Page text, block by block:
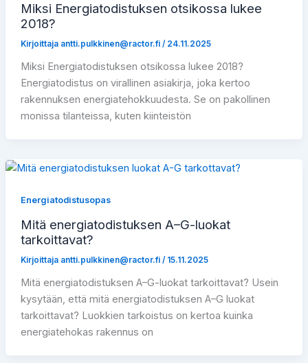
Miksi Energiatodistuksen otsikossa lukee
2018?
Kirjoittaja antti.pulkkinen@ractor.fi / 24.11.2025
Miksi Energiatodistuksen otsikossa lukee 2018?
Energiatodistus on virallinen asiakirja, joka kertoo
rakennuksen energiatehokkuudesta. Se on pakollinen
monissa tilanteissa, kuten kiinteistön
Energiatodistusopas
Mitä energiatodistuksen A–G-luokat
tarkoittavat?
Kirjoittaja antti.pulkkinen@ractor.fi / 15.11.2025
Mitä energiatodistuksen A–G-luokat tarkoittavat? Usein
kysytään, että mitä energiatodistuksen A–G luokat
tarkoittavat? Luokkien tarkoistus on kertoa kuinka
energiatehokas rakennus on